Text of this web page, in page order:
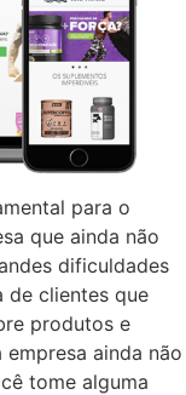
para o
que ainda não
dificuldades
de clientes que
produtos e
ainda não
tome alguma